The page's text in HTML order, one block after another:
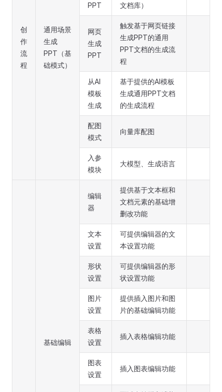
创
作
流
程
通用场景
生成
PPT（基
础模式）
PPT
文档库）
网页
生成
PPT
触发基于网页链接
生成PPT的通用
PPT文档的生成流
程
从AI
模板
生成
基于提供的AI模板
生成通用PPT文档
的生成流程
配图
模式
向量库配图
入参
模块
大模型、生成语言
基础编辑
编辑
器
提供基于文本框和
文档元素的基础增
删改功能
文本
设置
可提供编辑器的文
本设置功能
形状
设置
可提供编辑器的形
状设置功能
图片
设置
提供插入图片和图
片的基础编辑功能
表格
设置
插入表格编辑功能
图表
设置
插入图表编辑功能